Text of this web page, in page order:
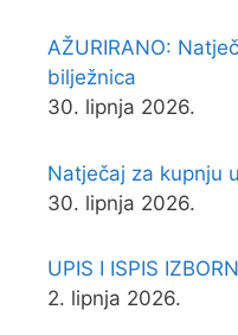
AŽURIRANO:
bilježnica
30. lipnja 2026.
Natječaj za kupnju
30. lipnja 2026.
UPIS I ISPIS
2. lipnja 2026.